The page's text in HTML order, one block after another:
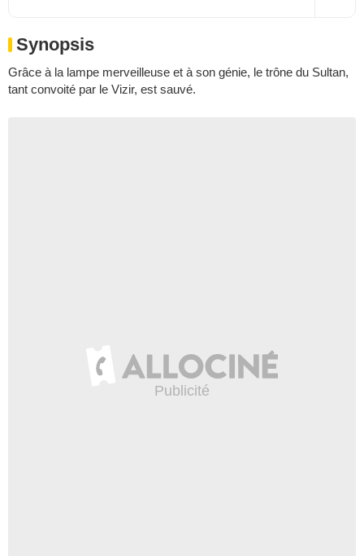
Synopsis
Grâce à la lampe merveilleuse et à son génie, le trône du Sultan,
tant convoité par le Vizir, est sauvé.